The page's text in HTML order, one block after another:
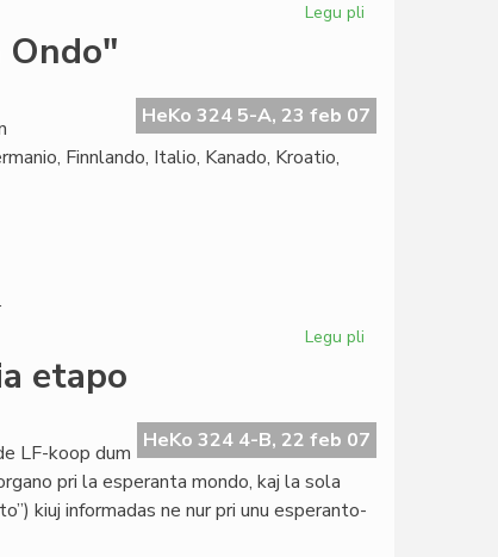
Legu pli
pri
la
Ondo"
HeKo 324 5-A, 23 feb 07
Finnlando, Italio, Kanado, Kroatio,
Legu pli
"La
Ondo"
etapo
HeKo 324 4-B, 22 feb 07
LF-koop dum
pri la esperanta mondo, kaj la sola
kiuj informadas ne nur pri unu esperanto-